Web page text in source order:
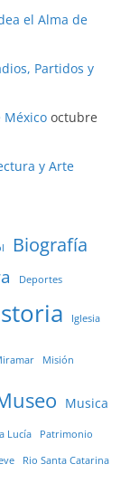
el Alma de
Partidos y
México octubre
y Arte
Biografía
Deportes
Iglesia
Misión
Musica
Lucía Patrimonio
Rio Santa Catarina